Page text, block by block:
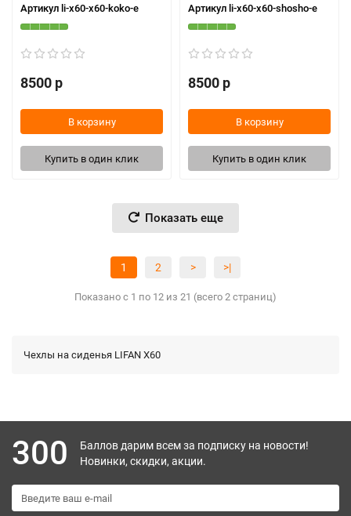
Артикул li-x60-x60-koko-e
8500 р
В корзину
Купить в один клик
Артикул li-x60-x60-shosho-e
8500 р
В корзину
Купить в один клик
Показать еще
1 2 > >|
Показано с 1 по 12 из 21 (всего 2 страниц)
Чехлы на сиденья LIFAN X60
300
Баллов дарим всем за подписку на новости!
Новинки, скидки, акции.